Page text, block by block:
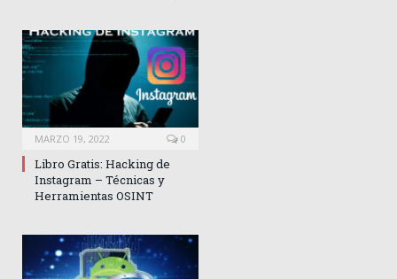
MARZO 19, 2022 0
Libro Gratis: Hacking de
Instagram – Técnicas y
Herramientas OSINT